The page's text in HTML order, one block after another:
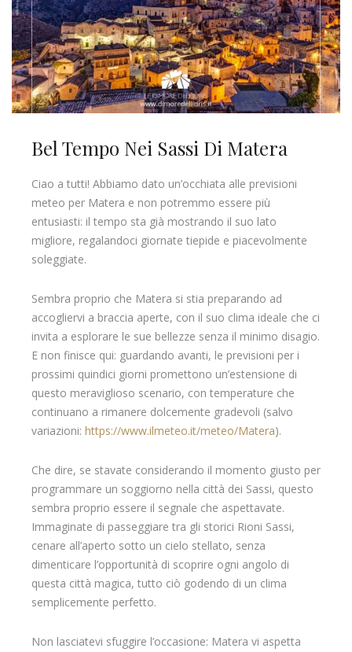
Bel Tempo Nei Sassi Di Matera
Ciao a tutti! Abbiamo dato un’occhiata alle previsioni
meteo per Matera e non potremmo essere più
entusiasti: il tempo sta già mostrando il suo lato
migliore, regalandoci giornate tiepide e piacevolmente
soleggiate.
Sembra proprio che Matera si stia preparando ad
accogliervi a braccia aperte, con il suo clima ideale che ci
invita a esplorare le sue bellezze senza il minimo disagio.
E non finisce qui: guardando avanti, le previsioni per i
prossimi quindici giorni promettono un’estensione di
questo meraviglioso scenario, con temperature che
continuano a rimanere dolcemente gradevoli (salvo
variazioni: https://www.ilmeteo.it/meteo/Matera).
Che dire, se stavate considerando il momento giusto per
programmare un soggiorno nella città dei Sassi, questo
sembra proprio essere il segnale che aspettavate.
Immaginate di passeggiare tra gli storici Rioni Sassi,
cenare all’aperto sotto un cielo stellato, senza
dimenticare l’opportunità di scoprire ogni angolo di
questa città magica, tutto ciò godendo di un clima
semplicemente perfetto.
Non lasciatevi sfuggire l’occasione: Matera vi aspetta